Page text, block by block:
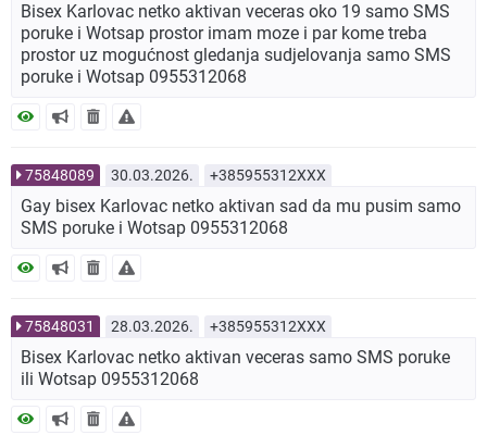
Bisex Karlovac netko aktivan veceras oko 19 samo SMS
poruke i Wotsap prostor imam moze i par kome treba
prostor uz mogućnost gledanja sudjelovanja samo SMS
poruke i Wotsap 0955312068
75848089 30.03.2026. +385955312XXX
Gay bisex Karlovac netko aktivan sad da mu pusim samo
SMS poruke i Wotsap 0955312068
75848031 28.03.2026. +385955312XXX
Bisex Karlovac netko aktivan veceras samo SMS poruke
ili Wotsap 0955312068